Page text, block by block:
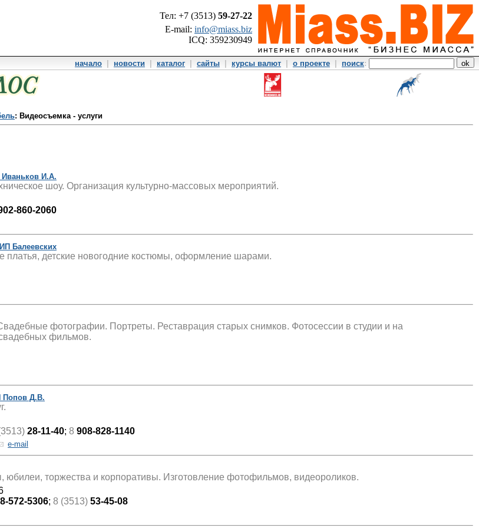
Тел: +7 (3513) 59-27-22
E-mail: info@miass.biz
ICQ: 359230949
начало новости каталог| сайты курсы валют о проекте поиск:
: Видеосъемка - услуги
Иваньков И.А.
шоу. Организация культурно-массовых мероприятий.
860-2060
Балеевских
платья, детские новогодние костюмы, оформление шарами.
фотографии. Портреты. Реставрация старых снимков. Фотосессии в студии и на
фильмов.
Попов Д.В.
28-11-40; 8 908-828-1140
e-mail
торжества и корпоративы. Изготовление фотофильмов, видеороликов.
572-5306; 8 (3513) 53-45-08